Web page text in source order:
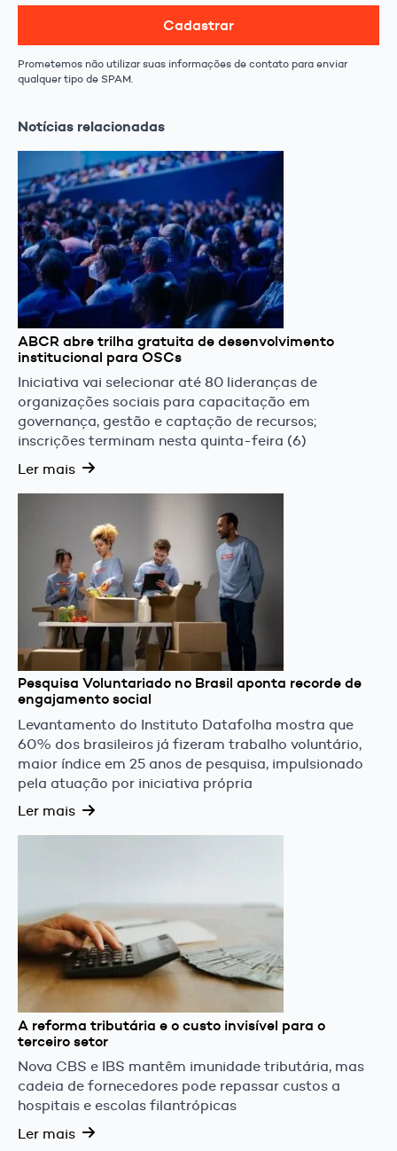
Cadastrar
Prometemos não utilizar suas informações de contato para enviar
qualquer tipo de SPAM.
Notícias relacionadas
ABCR abre trilha gratuita de desenvolvimento
institucional para OSCs
Iniciativa vai selecionar até 80 lideranças de
organizações sociais para capacitação em
governança, gestão e captação de recursos;
inscrições terminam nesta quinta-feira (6)
Ler mais
Pesquisa Voluntariado no Brasil aponta recorde de
engajamento social
Levantamento do Instituto Datafolha mostra que
60% dos brasileiros já fizeram trabalho voluntário,
maior índice em 25 anos de pesquisa, impulsionado
pela atuação por iniciativa própria
Ler mais
A reforma tributária e o custo invisível para o
terceiro setor
Nova CBS e IBS mantêm imunidade tributária, mas
cadeia de fornecedores pode repassar custos a
hospitais e escolas filantrópicas
Ler mais